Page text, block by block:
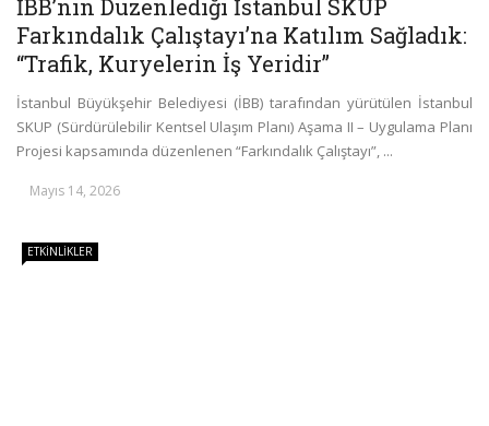
İBB’nin Düzenlediği İstanbul SKUP
Farkındalık Çalıştayı’na Katılım Sağladık:
“Trafik, Kuryelerin İş Yeridir”
İstanbul Büyükşehir Belediyesi (İBB) tarafından yürütülen İstanbul
SKUP (Sürdürülebilir Kentsel Ulaşım Planı) Aşama II – Uygulama Planı
Projesi kapsamında düzenlenen “Farkındalık Çalıştayı”, ...
Mayıs 14, 2026
ETKINLIKLER